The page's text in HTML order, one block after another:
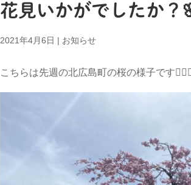
花見いかがでしたか？
2021年4月6日 | お知らせ
こちらは先週の北広島町の桜の様子です